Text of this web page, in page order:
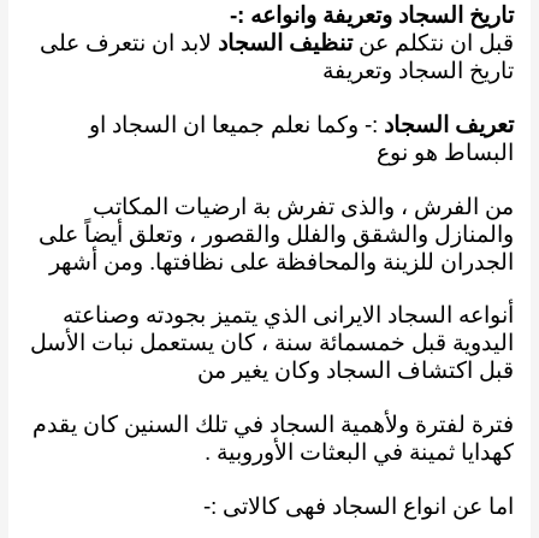
تاريخ السجاد وتعريفة وانواعه :-
قبل ان نتكلم عنتنظيف السجاد لابد ان نتعرف على
تاريخ السجاد وتعريفة
تعريف السجاد :- وكما نعلم جميعا ان السجاد او
البساط هو نوع
من الفرش ، والذى تفرش بة ارضيات المكاتب
والمنازل والشقق والفلل والقصور ، وتعلق أيضاً على
الجدران للزينة والمحافظة على نظافتها. ومن أشهر
أنواعه السجاد الايرانى الذي يتميز بجودته وصناعته
اليدوية قبل خمسمائة سنة ، كان يستعمل نبات الأسل
قبل اكتشاف
السجاد وكان يغير من
فترة لفترة ولأهمية السجاد في تلك السنين كان يقدم
كهدايا ثمينة في البعثات
الأوروبية .
اما عن انواع السجاد فهى كالاتى :-